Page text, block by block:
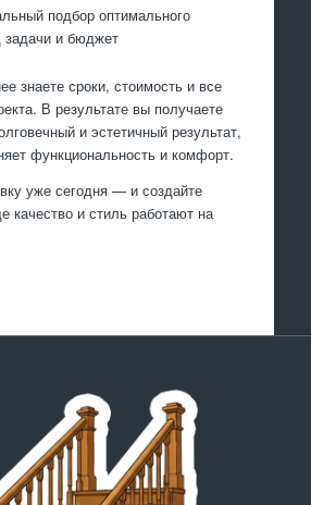
подбор оптимального
задачи и бюджет
знаете сроки, стоимость и все
В результате вы получаете
и эстетичный результат,
функциональность и комфорт.
уже сегодня — и создайте
качество и стиль работают на